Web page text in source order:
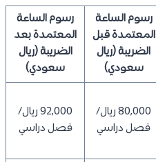
رسوم الساعة
المعتمدة قبل
الضريبة (ريال
سعودي)
رسوم الساعة
المعتمدة بعد
الضريبة (ريال
سعودي)
80,000 ريال/
فصل دراسي
92,000 ريال/
فصل دراسي